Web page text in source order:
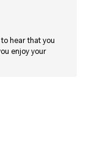
hear that you
enjoy your